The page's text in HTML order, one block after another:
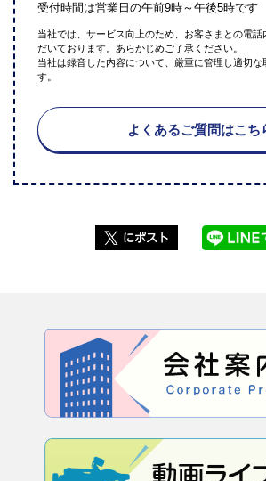
受付時間は営業日の午前9時～午後5時です
当社では、サービス向上のため、お客さまとの電話
だいております。あらかじめご了承ください。
当社は録音した内容について、厳重に管理し適切な
す。
よくあるご質問はこち